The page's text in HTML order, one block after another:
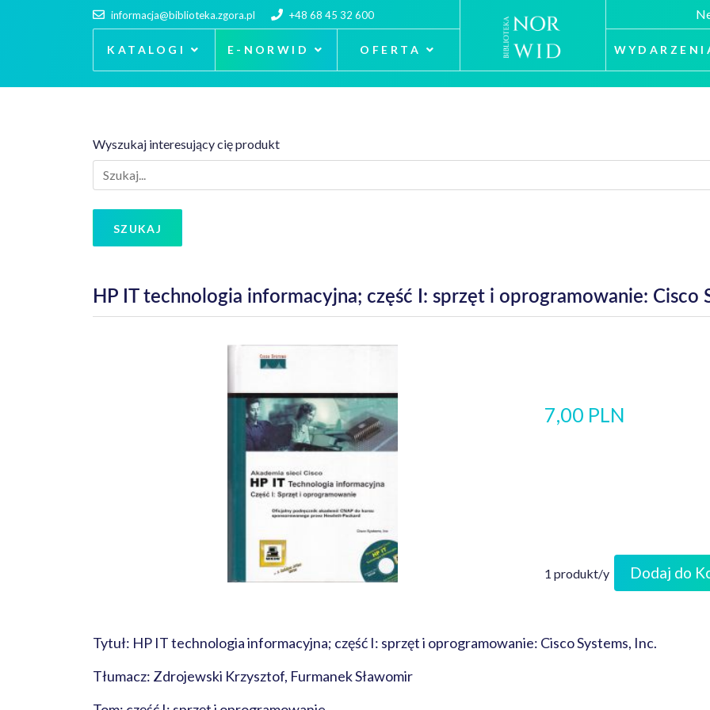
informacja@biblioteka.zgora.pl +48 68 45 32 600
KATALOGI E-NORWID OFERTA
Wyszukaj interesujący cię produkt
SZUKAJ
HP IT technologia informacyjna; część I: sprzęt i oprogramowanie: Cisco
7,00 PLN
1 produkt/y Dodaj do
Tytuł: HP IT technologia informacyjna; część I: sprzęt i oprogramowanie: Cisco Systems, Inc.
Tłumacz: Zdrojewski Krzysztof, Furmanek Sławomir